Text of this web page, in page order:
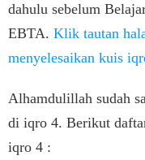
dahulu sebelum
EBTA. Klik tautan
menyelesaikan kuis
Alhamdulillah sudah
di iqro 4. Berikut
iqro 4 :